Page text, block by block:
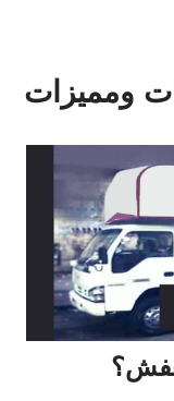
ومميزات